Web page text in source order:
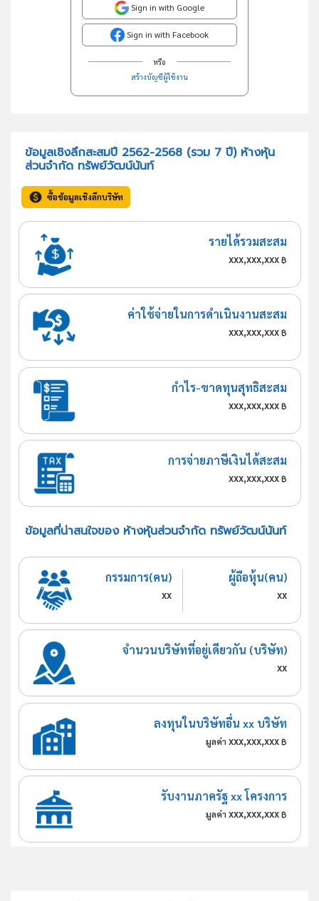
Sign in with Google
Sign in with Facebook
หรือ
สร้างบัญชีผู้ใช้งาน
ข้อมูลเชิงลึกสะสมปี 2562-2568 (รวม 7 ปี) ห้างหุ้น
ส่วนจำกัด ทรัพย์วัฒน์นันท์
ซื้อข้อมูลเชิงลึกบริษัท
รายได้รวมสะสม
xxx,xxx,xxx฿
ค่าใช้จ่ายในการดำเนินงานสะสม
xxx,xxx,xxx฿
กำไร-ขาดทุนสุทธิสะสม
xxx,xxx,xxx฿
การจ่ายภาษีเงินได้สะสม
xxx,xxx,xxx฿
ข้อมูลที่น่าสนใจของ ห้างหุ้นส่วนจำกัด ทรัพย์วัฒน์นันท์
กรรมการ(คน)
xx
ผู้ถือหุ้น(คน)
xx
จำนวนบริษัทที่อยู่เดียวกัน (บริษัท)
xx
ลงทุนในบริษัทอื่น xx บริษัท
มูลค่า xxx,xxx,xxx ฿
รับงานภาครัฐ xx โครงการ
มูลค่า xxx,xxx,xxx ฿